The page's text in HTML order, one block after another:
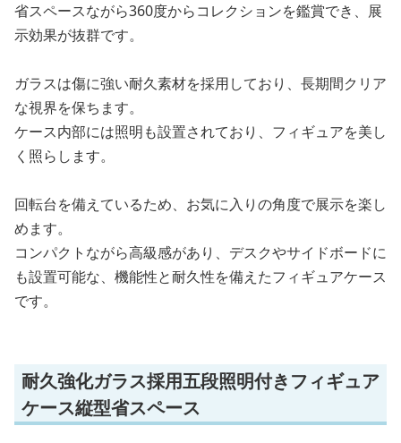
省スペースながら360度からコレクションを鑑賞でき、展
示効果が抜群です。
ガラスは傷に強い耐久素材を採用しており、長期間クリア
な視界を保ちます。
ケース内部には照明も設置されており、フィギュアを美し
く照らします。
回転台を備えているため、お気に入りの角度で展示を楽し
めます。
コンパクトながら高級感があり、デスクやサイドボードに
も設置可能な、機能性と耐久性を備えたフィギュアケース
です。
耐久強化ガラス採用五段照明付きフィギュア
ケース縦型省スペース